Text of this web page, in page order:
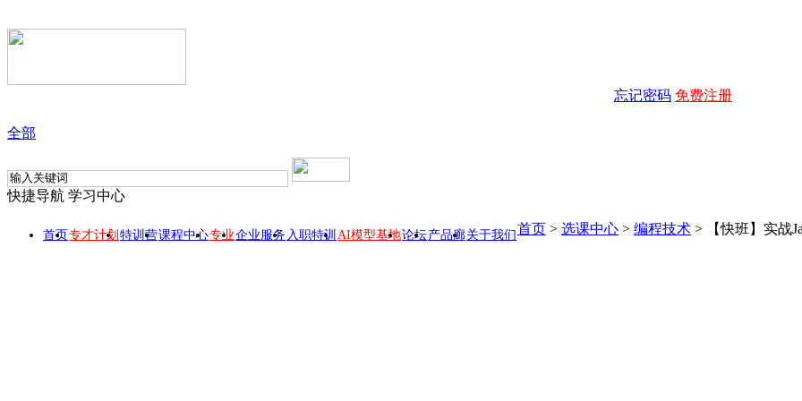
忘记密码 免费注册
全部
快捷导航 学习中心
首页专才计划 特训营课程中心专业企业服务 入职特训 AI模型基地论坛产品廊关于我们首页 > 选课中心 > 编程技术 > 【快班】实战